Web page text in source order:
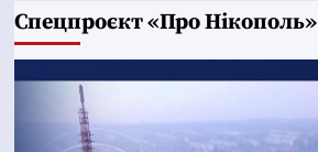
Cпецпроєкт «Про Нікополь»